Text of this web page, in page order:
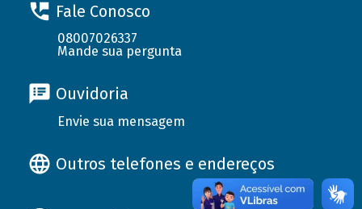
Fale Conosco
08007026337
Mande sua pergunta
Ouvidoria
Envie sua mensagem
Outros telefones e endereços